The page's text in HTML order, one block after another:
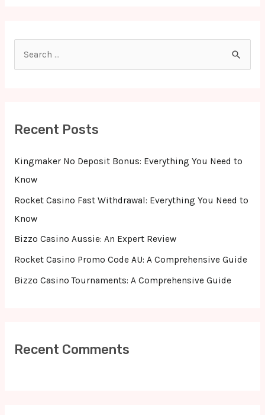
f
o
Recent Posts
Kingmaker No Deposit Bonus: Everything You Need to
Know
Rocket Casino Fast Withdrawal: Everything You Need to
Know
Bizzo Casino Aussie: An Expert Review
Rocket Casino Promo Code AU: A Comprehensive Guide
Bizzo Casino Tournaments: A Comprehensive Guide
Recent Comments